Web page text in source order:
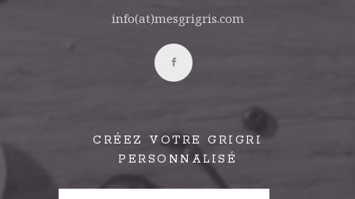
info(at)mesgrigris.com
CRÉEZ VOTRE GRIGRI
PERSONNALISÉ